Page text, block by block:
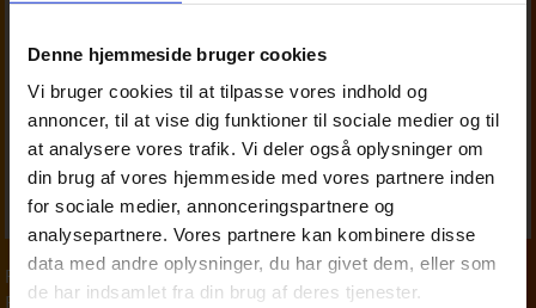
Denne hjemmeside bruger cookies
Vi bruger cookies til at tilpasse vores indhold og
annoncer, til at vise dig funktioner til sociale medier og til
at analysere vores trafik. Vi deler også oplysninger om
din brug af vores hjemmeside med vores partnere inden
for sociale medier, annonceringspartnere og
analysepartnere. Vores partnere kan kombinere disse
data med andre oplysninger, du har givet dem, eller som
de har indsamlet fra din brug af deres tjenester.
Partner,Personskat
Finn Madsen